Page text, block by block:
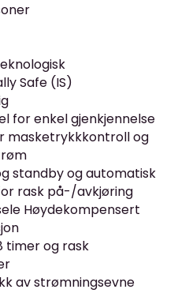
Safe (IS)
for enkel gjenkjennelse
masketrykkkontroll og
standby og automatisk
rask på-/avkjøring
Høydekompensert
timer og rask
av strømningsevne